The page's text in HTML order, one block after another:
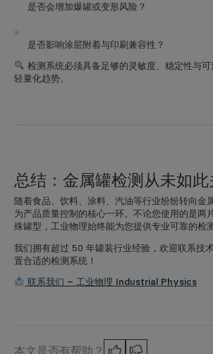
是否会增加爆罐或变形风险？
是否影响涂层附着与印刷兼容性？
检测系统必须具备足够的灵敏度、稳定性与
轻量化趋势。
总结：金属罐检测从未如此
随着食品、饮料、涂料、汽油等行业纷纷转向金
为产品质量控制的核心一环。不论您使用的是两
殊罐型，工业物理始终能为您提供专业可靠的检测
我们拥有超过 50 年罐装行业经验，欢迎联系技
置合适的检测系统！
联系我们 – 工业物理 Industrial Physics
本文是否有帮助？